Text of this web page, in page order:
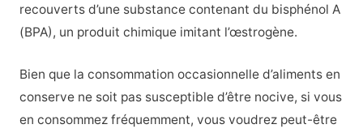
recouverts d’une substance contenant du bisphénol A
(BPA), un produit chimique imitant l’œstrogène.
Bien que la consommation occasionnelle d’aliments en
conserve ne soit pas susceptible d’être nocive, si vous
en consommez fréquemment, vous voudrez peut-être